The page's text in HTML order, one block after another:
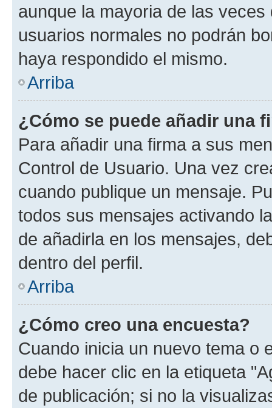
aunque la mayoria de las
usuarios normales no podrán
haya respondido el mismo.
Arriba
¿Cómo se puede añadir una
Para añadir una firma a sus
Control de Usuario. Una vez
cuando publique un mensaje.
todos sus mensajes activando
de añadirla en los mensajes,
dentro del perfil.
Arriba
¿Cómo creo una encuesta?
Cuando inicia un nuevo tema o
debe hacer clic en la etiqueta
de publicación; si no la